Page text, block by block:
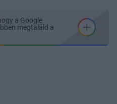
a Google
megtaláld a